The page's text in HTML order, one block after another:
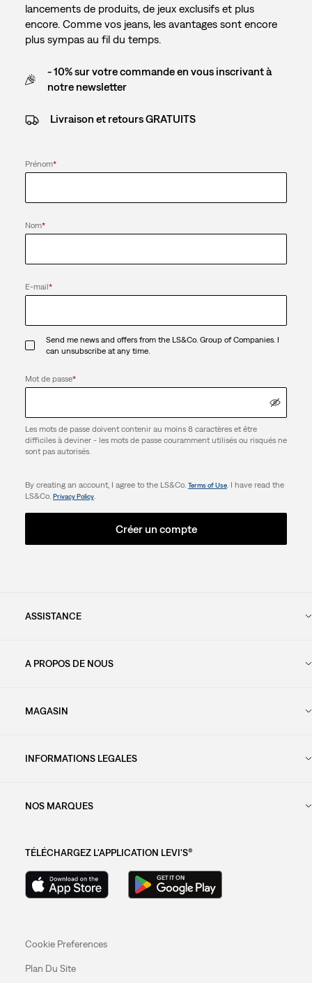
lancements de produits, de jeux exclusifs et plus
encore. Comme vos jeans, les avantages sont encore
plus sympas au fil du temps.
- 10% sur votre commande en vous inscrivant à
notre newsletter
Livraison et retours GRATUITS
Prénom*
Nom*
E-mail*
Send me news and offers from the LS&Co. Group of Companies. I
can unsubscribe at any time.
Mot de passe*
Les mots de passe doivent contenir au moins 8 caractères et être
difficiles à deviner - les mots de passe couramment utilisés ou risqués ne
sont pas autorisés.
By creating an account, I agree to the LS&Co. Terms of Use. I have read the
LS&Co. Privacy Policy.
Créer un compte
ASSISTANCE
A PROPOS DE NOUS
MAGASIN
INFORMATIONS LEGALES
NOS MARQUES
TÉLÉCHARGEZ L'APPLICATION LEVI'S®
Cookie Preferences
Plan Du Site